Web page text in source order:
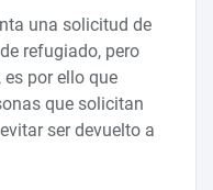
una solicitud de
refugiado, pero
por ello que
que solicitan
ser devuelto a